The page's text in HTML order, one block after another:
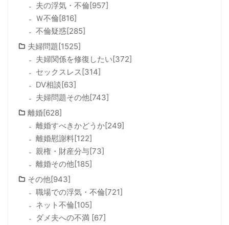
夫の浮気・不倫[957]
Ｗ不倫[816]
不倫疑惑[285]
夫婦問題[1525]
夫婦関係を修復したい[372]
セックスレス[314]
DV相談[63]
夫婦問題その他[743]
離婚[628]
離婚すべきかどうか[249]
離婚慰謝料[122]
親権・財産分与[73]
離婚その他[185]
その他[943]
職場での浮気・不倫[721]
ネット不倫[105]
ダメ夫への不満 [67]